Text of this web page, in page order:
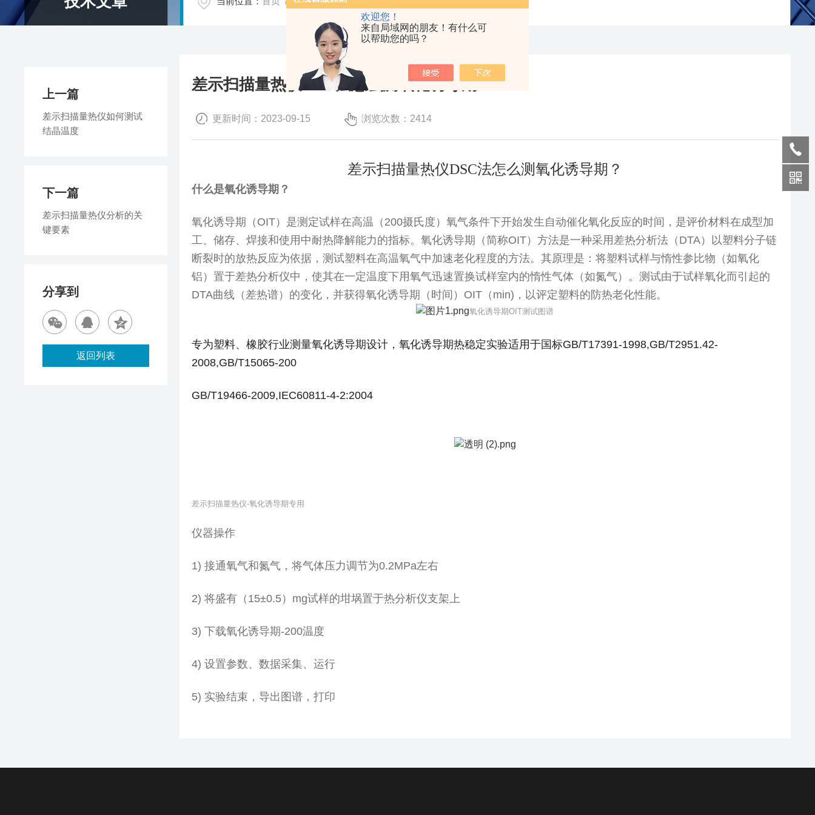
欢迎您！
来自局域网的朋友！有什么可
以帮助您的吗？
差示扫描量热仪DSC法怎么测氧化诱导期
更新时间：2023-09-15 浏览次数：2414
差示扫描量热仪DSC法怎么测氧化诱导期？
什么是氧化诱导期？
氧化诱导期（ OIT）是测定试样在高温（ 200摄氏度）氧气条件下开始发生自动催化氧化反应的时间，是评价材料在成型加
工、储存、焊接和使用中耐热降解能力的指标。氧化诱导期（简称OIT）方法是一种采用差热分析法（ DTA）以塑料分子链
断裂时的放热反应为依据，测试塑料在高温氧气中加速老化程度的方法。其原理是：将塑料试样与惰性参比物（如氧化
铝）置于差热分析仪中，使其在一定温度下用氧气迅速置换试样室内的惰性气体（如氮气）。测试由于试样氧化而引起的
DTA曲线（差热谱）的变化，并获得氧化诱导期（时间） OIT （ min) ，以评定塑料的防热老化性能。
氧化诱导期OIT测试图谱
专为塑料、橡胶行业测量氧化诱导期设计，氧化诱导期热稳定实验适用于国标GB/T17391-1998,GB/T2951.42-
2008,GB/T15065-200
GB/T19466-2009,IEC60811-4-2:2004
差示扫描量热仪-氧化诱导期专用
仪器操作
1)接通氧气和氮气，将气体压力调节为0.2MPa左右
2)将盛有（ 15±0.5） mg试样的坩埚置于热分析仪支架上
3)下载氧化诱导期-200温度
4)设置参数、数据采集、运行
5) 实验结束，导出图谱，打印
上一篇
差示扫描量热仪如何测试
结晶温度
下一篇
差示扫描量热仪分析的关
键要素
分享到
返回列表